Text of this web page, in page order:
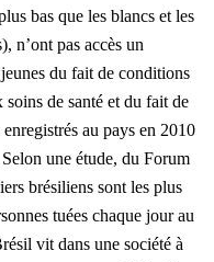
bas que les blancs et les
n’ont pas accès un
du fait de conditions
de santé et du fait de
au pays en 2010
une étude, du Forum
brésiliens sont les plus
tuées chaque jour au
vit dans une société à